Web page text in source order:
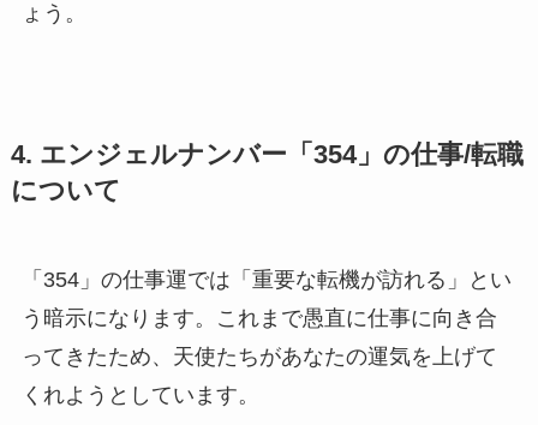
ょう。
4. エンジェルナンバー「354」の仕事/転職
について
「354」の仕事運では「重要な転機が訪れる」とい
う暗示になります。これまで愚直に仕事に向き合
ってきたため、天使たちがあなたの運気を上げて
くれようとしています。